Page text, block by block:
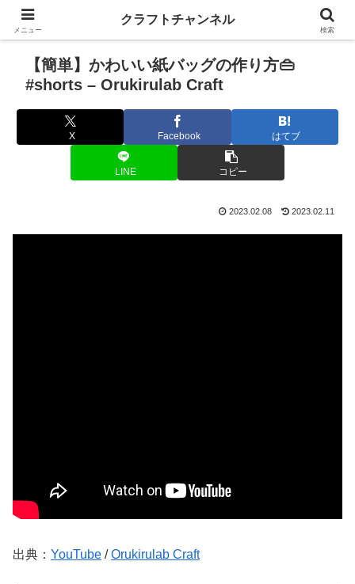
【簡単】かわいい紙バッグの作り方👜
#shorts – Orukirulab Craft
X Facebook はてブ
LINE コピー
2023.02.08 2023.02.11
出典： YouTube /Orukirulab Craft
メニュー
クラフトチャンネル
検索